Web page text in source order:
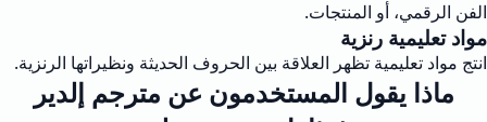
الفن الرقمي، أو المنتجات.
مواد تعليمية رنزية
انتج مواد تعليمية تظهر العلاقة بين الحروف الحديثة ونظيراتها الرنزية.
ماذا يقول المستخدمون عن مترجم إلدير